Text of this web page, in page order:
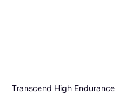
Transcend High Endurance